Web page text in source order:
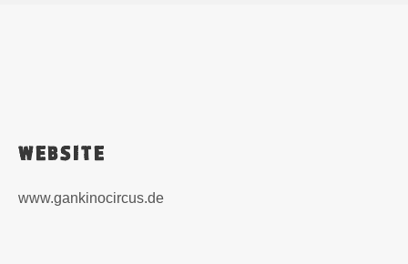
WEBSITE
www.gankinocircus.de